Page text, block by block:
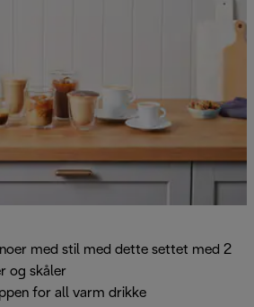
med stil med dette settet med 2
og skåler
for all varm drikke